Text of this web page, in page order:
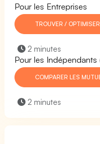
Pour les Entreprises
TROUVER /
2 minutes
Pour les Indépendants
COMPARER LES
2 minutes